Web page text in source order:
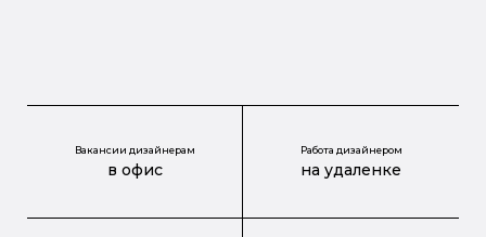
Вакансии дизайнерам
в офис
Работа дизайнером
на удаленке